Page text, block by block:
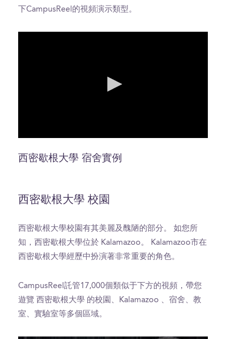
下CampusReel的視頻演示類型。
of
0
西密歇根大學 宿舍實例
西密歇根大學 校園
西密歇根大學校園有其美麗及醜陋的部分。 如您所
知，西密歇根大學位於 Kalamazoo。 Kalamazoo市在
西密歇根大學經歷中扮演著非常重要的角色。
CampusReel託管17,000個類似于下方的視頻，帶您
遊覽 西密歇根大學 的校園、Kalamazoo 、宿舍、教
室、實驗室等多個區域。